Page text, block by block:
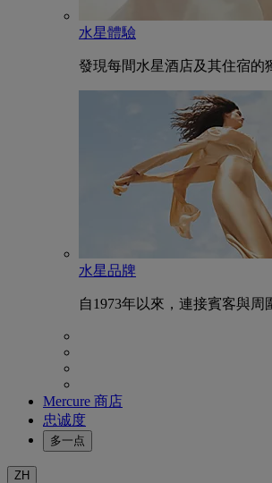
水星體驗
發現每間水星酒店及其住宿的
水星品牌
自1973年以來，連接賓客與周
Mercure 商店
忠诚度
多一点
ZH